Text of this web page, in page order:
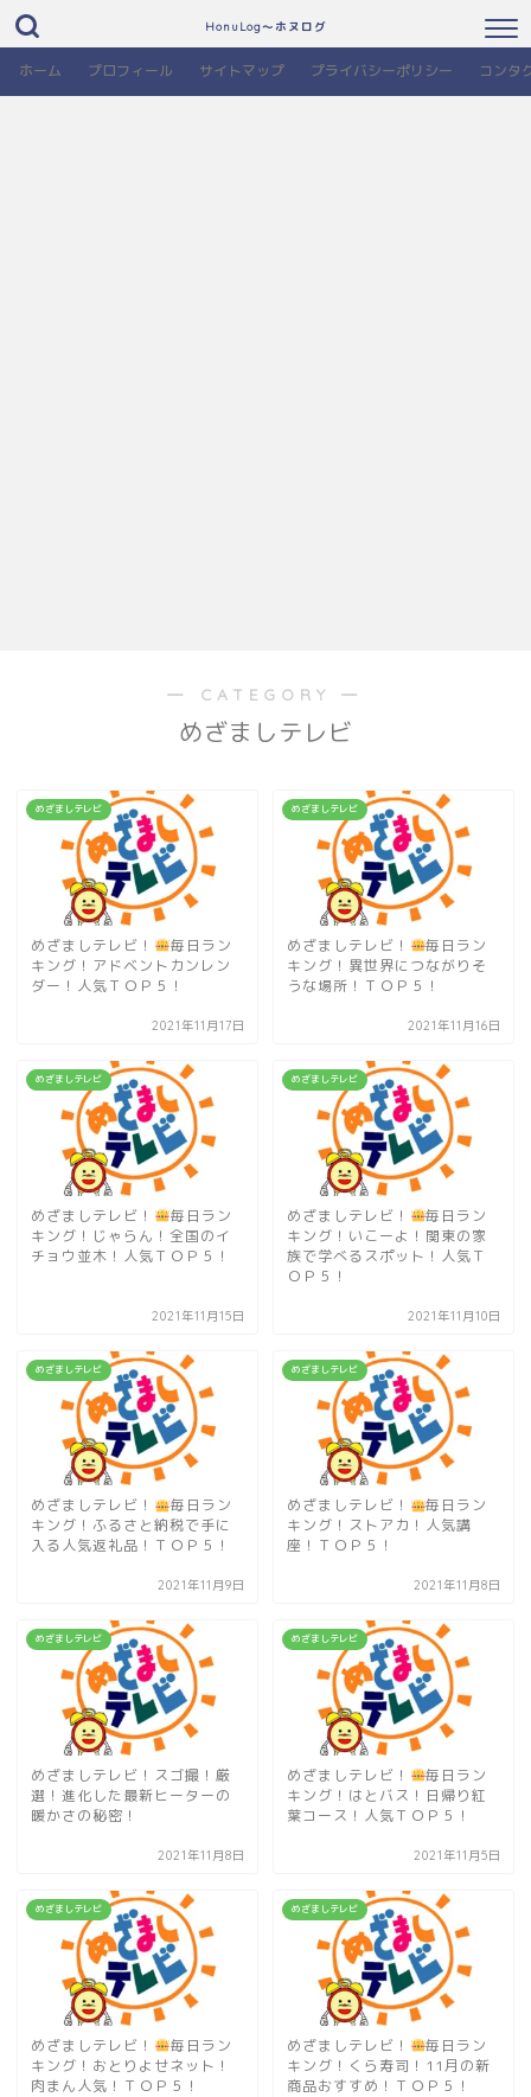
HonuLog～ホヌログ
ホーム プロフィール サイトマップ プライバシーポリシー コンタ
― CATEGORY ―
めざましテレビ
めざましテレビ
めざましテレビ！
毎日ラン
キング！アドベントカンレン
ダー！人気ＴＯＰ５！
2021年11月17日
めざましテレビ
めざましテレビ！
毎日ラン
キング！異世界につながりそ
うな場所！ＴＯＰ５！
2021年11月16日
めざましテレビ
めざましテレビ！
毎日ラン
キング！じゃらん！全国のイ
チョウ並木！人気ＴＯＰ５！
2021年11月15日
めざましテレビ
めざましテレビ！
毎日ラン
キング！いこーよ！関東の家
族で学べるスポット！人気Ｔ
ＯＰ５！
2021年11月10日
めざましテレビ
めざましテレビ！
毎日ラン
キング！ふるさと納税で手に
入る人気返礼品！ＴＯＰ５！
2021年11月9日
めざましテレビ
めざましテレビ！
毎日ラン
キング！ストアカ！人気講
座！ＴＯＰ５！
2021年11月8日
めざましテレビ
めざましテレビ！スゴ撮！厳
選！進化した最新ヒーターの
暖かさの秘密！
2021年11月8日
めざましテレビ
めざましテレビ！
毎日ラン
キング！はとバス！日帰り紅
葉コース！人気ＴＯＰ５！
2021年11月5日
めざましテレビ
めざましテレビ！
毎日ラン
キング！おとりよせネット！
肉まん人気！ＴＯＰ５！
めざましテレビ
めざましテレビ！
毎日ラン
キング！くら寿司！11月の新
商品おすすめ！ＴＯＰ５！